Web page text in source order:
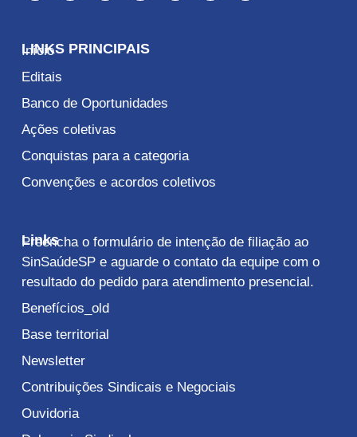
LINKS PRINCIPAIS
Início
Editais
Banco de Oportunidades
Ações coletivas
Conquistas para a categoria
Convenções e acordos coletivos
Links
Preencha o formulário de intenção de filiação ao
SinSaúdeSP e aguarde o contato da equipe com o
resultado do pedido para atendimento presencial.
Benefícios_old
Base territorial
Newsletter
Contribuições Sindicais e Negociais
Ouvidoria